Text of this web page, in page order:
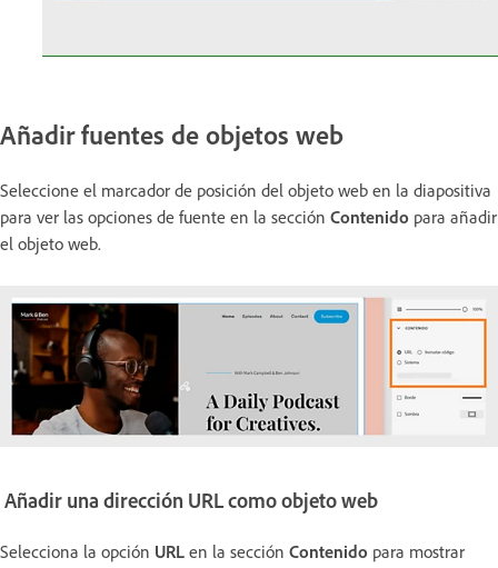
Añadir fuentes de objetos web
Seleccione el marcador de posición del objeto web en la diapositiva
para ver las opciones de fuente en la sección Contenido para añadir
el objeto web.
Añadir una dirección URL como objeto web
Selecciona la opción URL en la sección Contenido para mostrar